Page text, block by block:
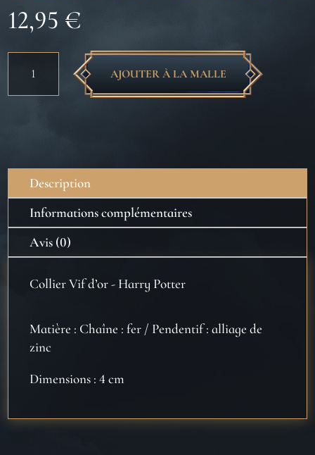
12,95 €
Collier
Harry
Potter
AJOUTER À LA MALLE
Description
Informations complémentaires
Avis (0)
Collier Vif d’or - Harry Potter
Matière : Chaîne : fer / Pendentif : alliage de
zinc
Dimensions : 4 cm